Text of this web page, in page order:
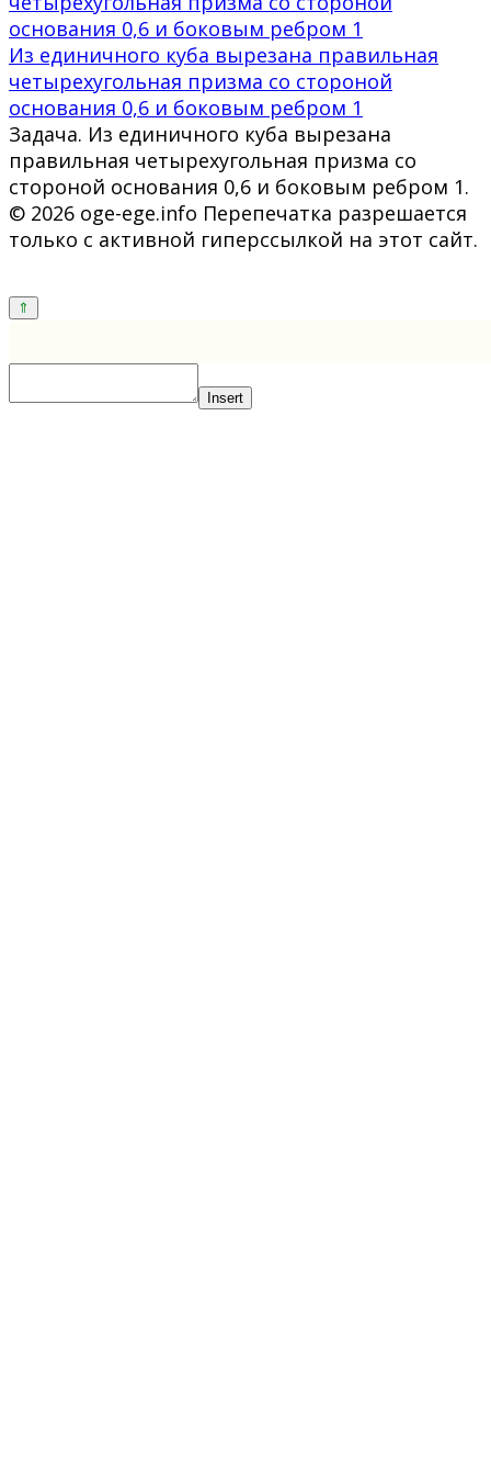
Из единичного куба вырезана правильная
четырехугольная призма со стороной
основания 0,6 и боковым ребром 1
Задача. Из единичного куба вырезана
правильная четырехугольная призма со
стороной основания 0,6 и боковым ребром 1.
© 2026 oge-ege.info Перепечатка разрешается
только с активной гиперссылкой на этот сайт.
Insert